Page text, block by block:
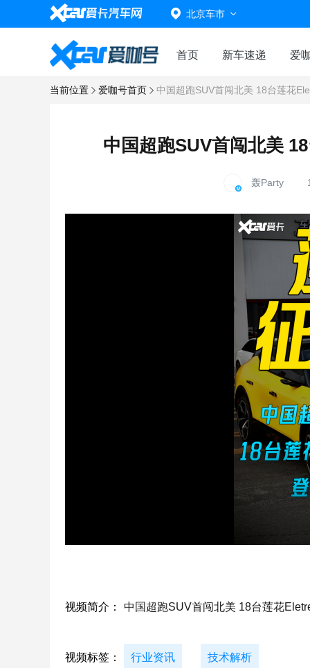
北京车市
首页 新车速递 爱
当前位置 爱咖号首页 中国超跑SUV首闯北美 18台莲花
中国超跑SUV首闯北美
轰Party
视频简介： 中国超跑SUV首闯北美 18台莲花
视频标签： 行业资讯 技术解析